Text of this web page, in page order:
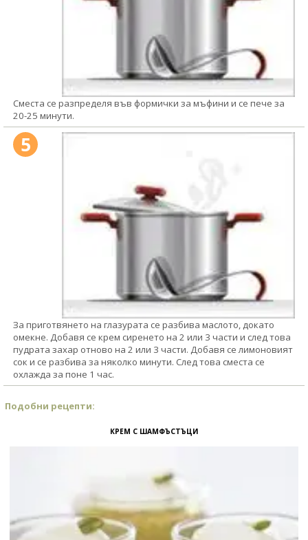
Сместа се разпределя във формички за мъфини и се пече за
20-25 минути.
5
За приготвянето на глазурата се разбива маслото, докато
омекне. Добавя се крем сиренето на 2 или 3 части и след това
пудрата захар отново на 2 или 3 части. Добавя се лимоновият
сок и се разбива за няколко минути. След това сместа се
охлажда за поне 1 час.
Подобни рецепти:
КРЕМ С ШАМФЪСТЪЦИ